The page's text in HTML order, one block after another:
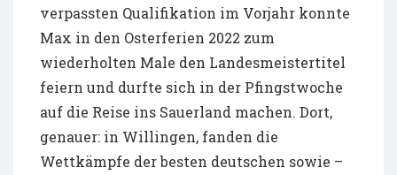
verpassten Qualifikation im Vorjahr konnte
Max in den Osterferien 2022 zum
wiederholten Male den Landesmeistertitel
feiern und durfte sich in der Pfingstwoche
auf die Reise ins Sauerland machen. Dort,
genauer: in Willingen, fanden die
Wettkämpfe der besten deutschen sowie –